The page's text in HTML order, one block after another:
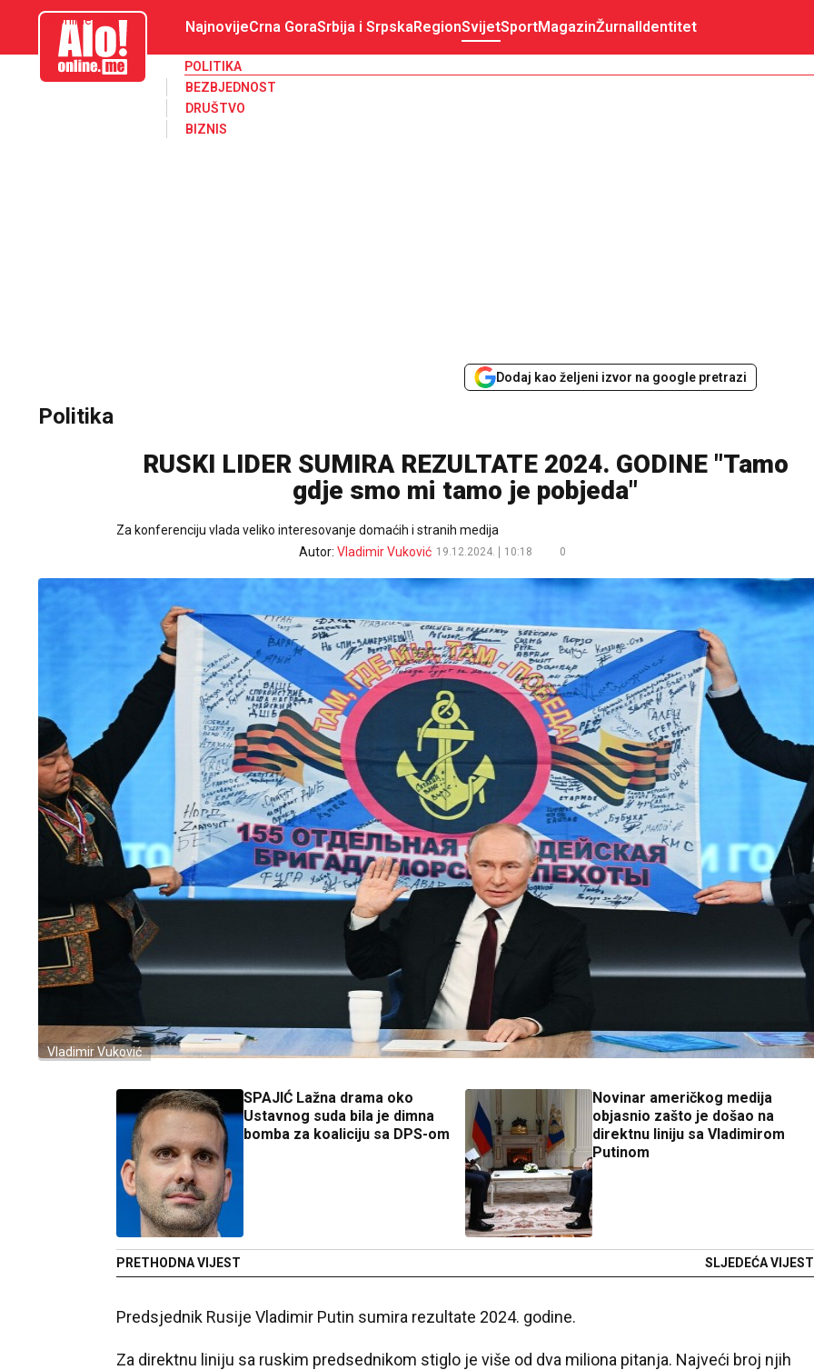
aloonline.me NajnovijeCrna GoraSrbija i SrpskaRegionSvijetSportMagazinŽurnalIdentitet
POLITIKA
BEZBJEDNOST
DRUŠTVO
BIZNIS
Dodaj kao željeni izvor na google pretrazi
Politika
RUSKI LIDER SUMIRA REZULTATE 2024. GODINE "Tamo
gdje smo mi tamo je pobjeda"
Za konferenciju vlada veliko interesovanje domaćih i stranih medija
Autor: Vladimir Vuković 19.12.2024. 10:18 0
Vladimir Vuković
SPAJIĆ Lažna drama oko
Ustavnog suda bila je dimna
bomba za koaliciju sa DPS-om
PRETHODNA VIJEST
Novinar američkog medija
objasnio zašto je došao na
direktnu liniju sa Vladimirom
Putinom
SLJEDEĆA VIJEST
Predsjednik Rusije Vladimir Putin sumira rezultate 2024. godine.
Za direktnu liniju sa ruskim predsednikom stiglo je više od dva miliona pitanja. Najveći broj njih